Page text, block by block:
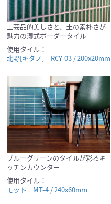
工芸品的美しさと、土の素朴さが
魅力の湿式ボーダータイル
使用タイル：
北野[キタノ] RCY-03 / 200x20mm
ブルーグリーンのタイルが彩るキ
ッチンカウンター
使用タイル：
モット MT-4 / 240x60mm